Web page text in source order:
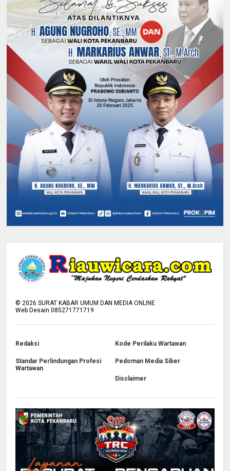
©2026 SURAT KABAR UMUM DAN MEDIA ONLINE
Web Desain 085271771719
Redaksi Kode Perilaku Wartawan
Standar Perlindungan Profesi
Wartawan
Pedoman Media Siber
Disclaimer